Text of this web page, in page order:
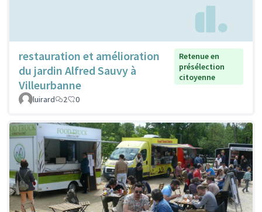
restauration et amélioration
du jardin Alfred Sauvy à
Villeurbanne
Retenue en
présélection
citoyenne
luirard 2 0